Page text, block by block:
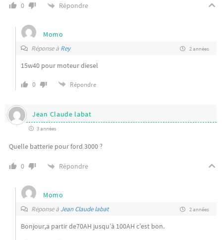
0 Répondre
Momo
Réponse à Rey 2 années
15w40 pour moteur diesel
0 Répondre
Jean Claude labat
3 années
Quelle batterie pour ford 3000 ?
0 Répondre
Momo
Réponse à Jean Claude labat 2 années
Bonjour,a partir de70AH jusqu’à 100AH c’est bon.